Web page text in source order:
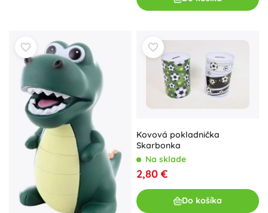
Kovová pokladnička
Skarbonka
Na sklade
2,80 €
Do košíka